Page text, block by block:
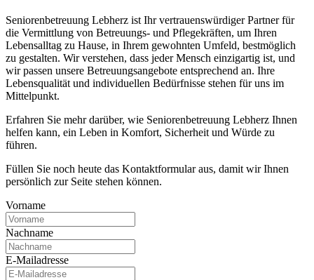
Seniorenbetreuung Lebherz ist Ihr vertrauenswürdiger Partner für
die Vermittlung von Betreuungs- und Pflegekräften, um Ihren
Lebensalltag zu Hause, in Ihrem gewohnten Umfeld, bestmöglich
zu gestalten. Wir verstehen, dass jeder Mensch einzigartig ist, und
wir passen unsere Betreuungsangebote entsprechend an. Ihre
Lebensqualität und individuellen Bedürfnisse stehen für uns im
Mittelpunkt.
Erfahren Sie mehr darüber, wie Seniorenbetreuung Lebherz Ihnen
helfen kann, ein Leben in Komfort, Sicherheit und Würde zu
führen.
Füllen Sie noch heute das Kontaktformular aus, damit wir Ihnen
persönlich zur Seite stehen können.
Vorname
Nachname
E-Mailadresse